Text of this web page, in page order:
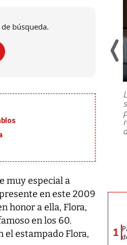
búsqueda.
muy especial a
en este 2009
honor a ella, Flora,
en los 60.
el estampado Flora,
provocando una
1